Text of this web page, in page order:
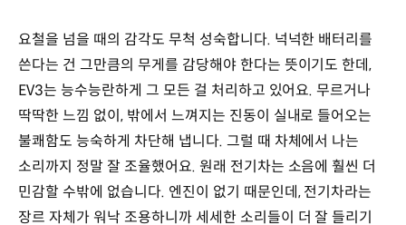
요철을 넘을 때의 감각도 무척 성숙합니다. 넉넉한 배터리를
쓴다는 건 그만큼의 무게를 감당해야 한다는 뜻이기도 한데,
EV3는 능수능란하게 그 모든 걸 처리하고 있어요. 무르거나
딱딱한 느낌 없이, 밖에서 느껴지는 진동이 실내로 들어오는
불쾌함도 능숙하게 차단해 냅니다. 그럴 때 차체에서 나는
소리까지 정말 잘 조율했어요. 원래 전기차는 소음에 훨씬 더
민감할 수밖에 없습니다. 엔진이 없기 때문인데, 전기차라는
장르 자체가 워낙 조용하니까 세세한 소리들이 더 잘 들리기